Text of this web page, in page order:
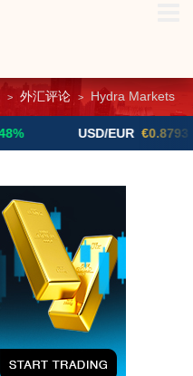
> 外汇评论 > Hydra Markets
USD/EUR €0.8793 ▼